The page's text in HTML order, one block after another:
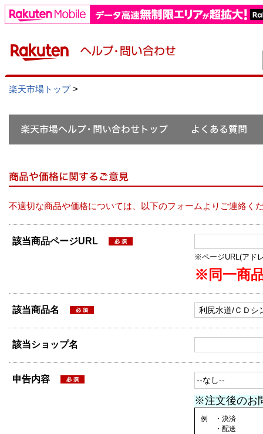
楽天市場トップ>
不適切な商品や価格については、以下のフォームよりご連絡く
該当商品ページURL
※ページURL(アド
※同一商
該当商品名
該当ショップ名
申告内容
※注文後のお
例 ・決済
・配送